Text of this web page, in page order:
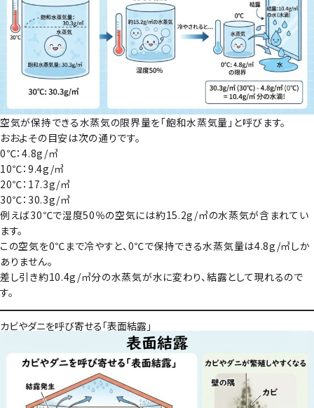
空気が保持できる水蒸気の限界量を「飽和水蒸気量」と呼びます。
おおよその目安は次の通りです。
0℃：4.8g/㎥
10℃：9.4g/㎥
20℃：17.3g/㎥
30℃：30.3g/㎥
例えば30℃で湿度50％の空気には約15.2g/㎥の水蒸気が含まれてい
ます。
この空気を0℃まで冷やすと、0℃で保持できる水蒸気量は4.8g/㎥しか
ありません。
差し引き約10.4g/㎥分の水蒸気が水に変わり、結露として現れるので
す。
カビやダニを呼び寄せる「表面結露」